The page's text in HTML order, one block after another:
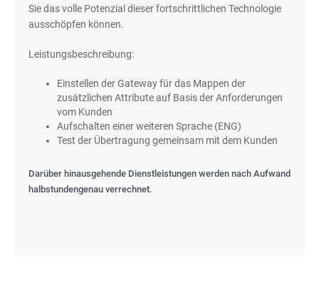
Sie das volle Potenzial dieser fortschrittlichen Technologie
ausschöpfen können.
Leistungsbeschreibung:
Einstellen der Gateway für das Mappen der
zusätzlichen Attribute auf Basis der Anforderungen
vom Kunden
Aufschalten einer weiteren Sprache (ENG)
Test der Übertragung gemeinsam mit dem Kunden
Darüber hinausgehende Dienstleistungen werden nach Aufwand
halbstundengenau verrechnet.